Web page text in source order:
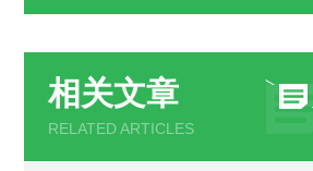
相关文章
RELATED ARTICLES